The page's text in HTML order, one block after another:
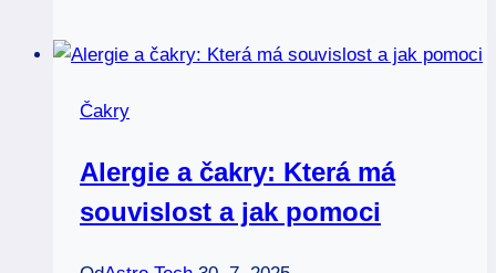
vnitřní
je
probudit
Čakry
Alergie a čakry: Která má
souvislost a jak pomoci